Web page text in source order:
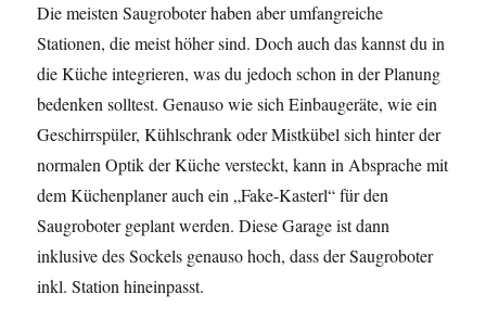
Die meisten Saugroboter haben aber umfangreiche
Stationen, die meist höher sind. Doch auch das kannst du in
die Küche integrieren, was du jedoch schon in der Planung
bedenken solltest. Genauso wie sich Einbaugeräte, wie ein
Geschirrspüler, Kühlschrank oder Mistkübel sich hinter der
normalen Optik der Küche versteckt, kann in Absprache mit
dem Küchenplaner auch ein „Fake-Kasterl“ für den
Saugroboter geplant werden. Diese Garage ist dann
inklusive des Sockels genauso hoch, dass der Saugroboter
inkl. Station hineinpasst.